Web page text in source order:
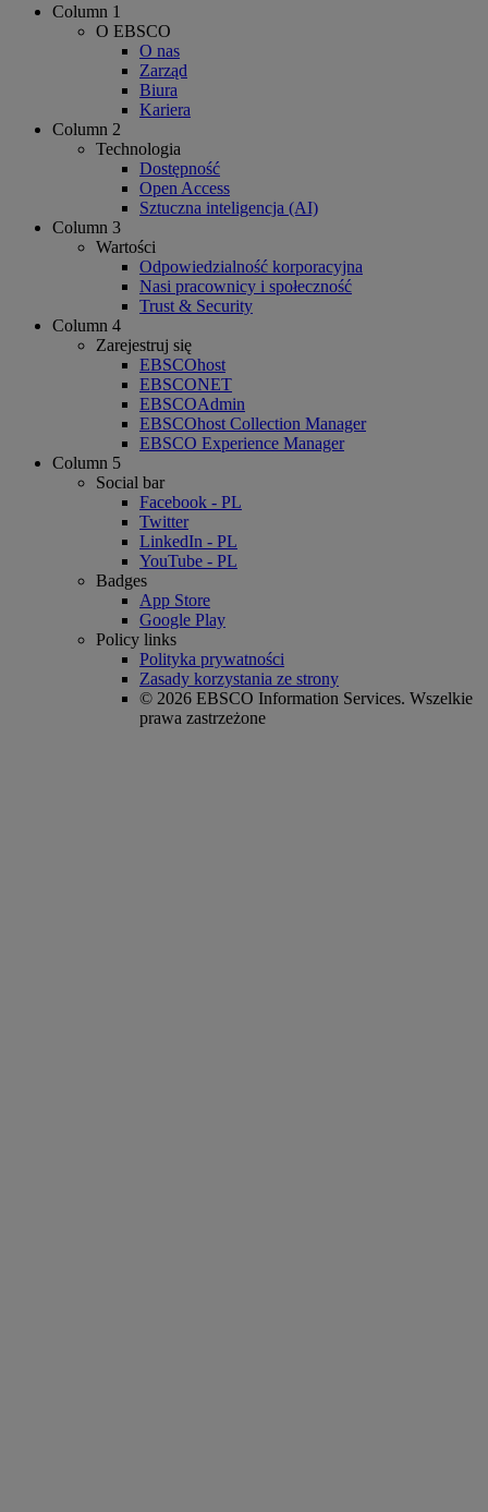
Column 1
O EBSCO
O nas
Zarząd
Biura
Kariera
Column 2
Technologia
Dostępność
Open Access
Sztuczna inteligencja (AI)
Column 3
Wartości
Odpowiedzialność korporacyjna
Nasi pracownicy i społeczność
Trust & Security
Column 4
Zarejestruj się
EBSCOhost
EBSCONET
EBSCOAdmin
EBSCOhost Collection Manager
EBSCO Experience Manager
Column 5
Social bar
Facebook - PL
Twitter
LinkedIn - PL
YouTube - PL
Badges
App Store
Google Play
Policy links
Polityka prywatności
Zasady korzystania ze strony
© 2026 EBSCO Information Services. Wszelkie
prawa zastrzeżone